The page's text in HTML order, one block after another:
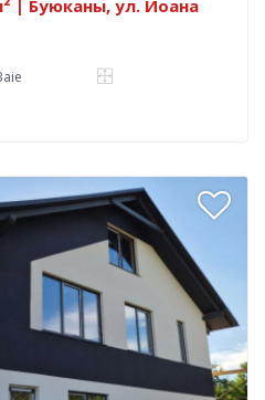
| Буюканы, ул. Иоана